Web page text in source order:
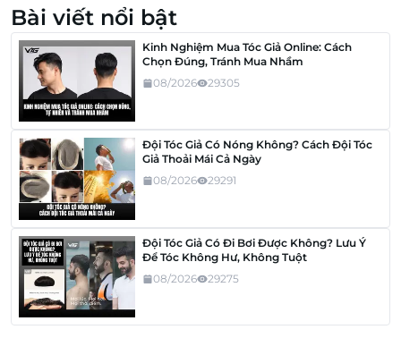
Bài viết nổi bật
Kinh Nghiệm Mua Tóc Giả Online: Cách
Chọn Đúng, Tránh Mua Nhầm
08/2026
29305
Đội Tóc Giả Có Nóng Không? Cách Đội Tóc
Giả Thoải Mái Cả Ngày
08/2026
29291
Đội Tóc Giả Có Đi Bơi Được Không? Lưu Ý
Để Tóc Không Hư, Không Tuột
08/2026
29275